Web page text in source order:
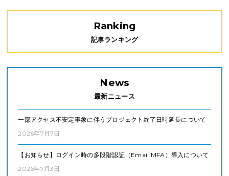
Ranking
記事ランキング
News
最新ニュース
一部アクセス不安定事象に伴うプロジェクト終了日時延長について
2026年7月7日
【お知らせ】ログイン時の多段階認証（Email MFA）導入について
2026年7月3日